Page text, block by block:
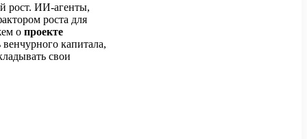
рост. ИИ-агенты,
роста для
о проекте
капитала,
свои